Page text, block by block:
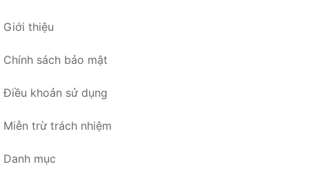
Giới thiệu
Chính sách bảo mật
Điều khoản sử dụng
Miễn trừ trách nhiệm
Danh mục